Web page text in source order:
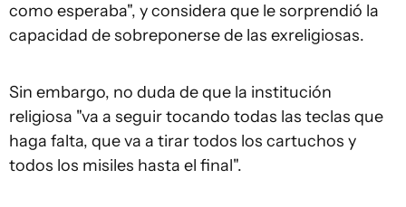
como esperaba", y considera que le sorprendió la
capacidad de sobreponerse de las exreligiosas.
Sin embargo, no duda de que la institución
religiosa "va a seguir tocando todas las teclas que
haga falta, que va a tirar todos los cartuchos y
todos los misiles hasta el final".